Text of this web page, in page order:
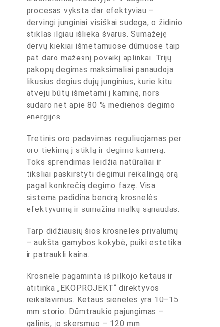
procesas vyksta dar efektyviau –
dervingi junginiai visiškai sudega, o židinio
stiklas ilgiau išlieka švarus. Sumažėję
dervų kiekiai išmetamuose dūmuose taip
pat daro mažesnį poveikį aplinkai. Trijų
pakopų degimas maksimaliai panaudoja
likusius degius dujų junginius, kurie kitu
atveju būtų išmetami į kaminą, nors
sudaro net apie 80 % medienos degimo
energijos.
Tretinis oro padavimas reguliuojamas per
oro tiekimą į stiklą ir degimo kamerą.
Toks sprendimas leidžia natūraliai ir
tiksliai paskirstyti degimui reikalingą orą
pagal konkrečią degimo fazę. Visa
sistema padidina bendrą krosnelės
efektyvumą ir sumažina malkų sąnaudas.
Tarp didžiausių šios krosnelės privalumų
– aukšta gamybos kokybė, puiki estetika
ir patraukli kaina.
Krosnelė pagaminta iš pilkojo ketaus ir
atitinka „EKOPROJEKT“ direktyvos
reikalavimus. Ketaus sienelės yra 10–15
mm storio. Dūmtraukio pajungimas –
galinis, jo skersmuo – 120 mm.